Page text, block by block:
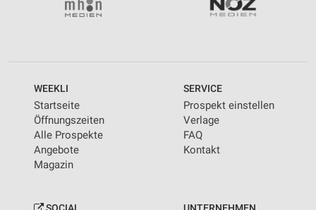
WEEKLI
Startseite
Öffnungszeiten
Alle Prospekte
Angebote
Magazin
SERVICE
Prospekt einstellen
Verlage
FAQ
Kontakt